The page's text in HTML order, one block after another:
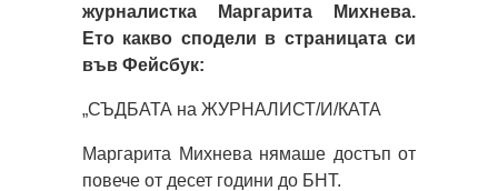
журналистка Маргарита Михнева.
Ето какво сподели в страницата си
във Фейсбук:
„СЪДБАТА на ЖУРНАЛИСТ/И/КАТА
Маргарита Михнева нямаше достъп от
повече от десет години до БНТ.